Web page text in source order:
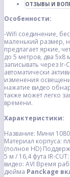
ОТЗЫВЫ И
Особенности:
-Wifi соединение,
маленький размер,
предлагает яркие,
до 5 метров, два
записывать через
автоматически
изменения
нажатие видео
также может легко
времени.
Характеристики:
Название: Мини
Материал корпуса:
(полное HD)
5 м / 16,4 фута IR-
видео: AVI Время
дюйма Panckage